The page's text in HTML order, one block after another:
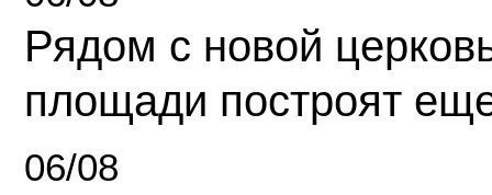
Рядом с новой
площади построят
06/08